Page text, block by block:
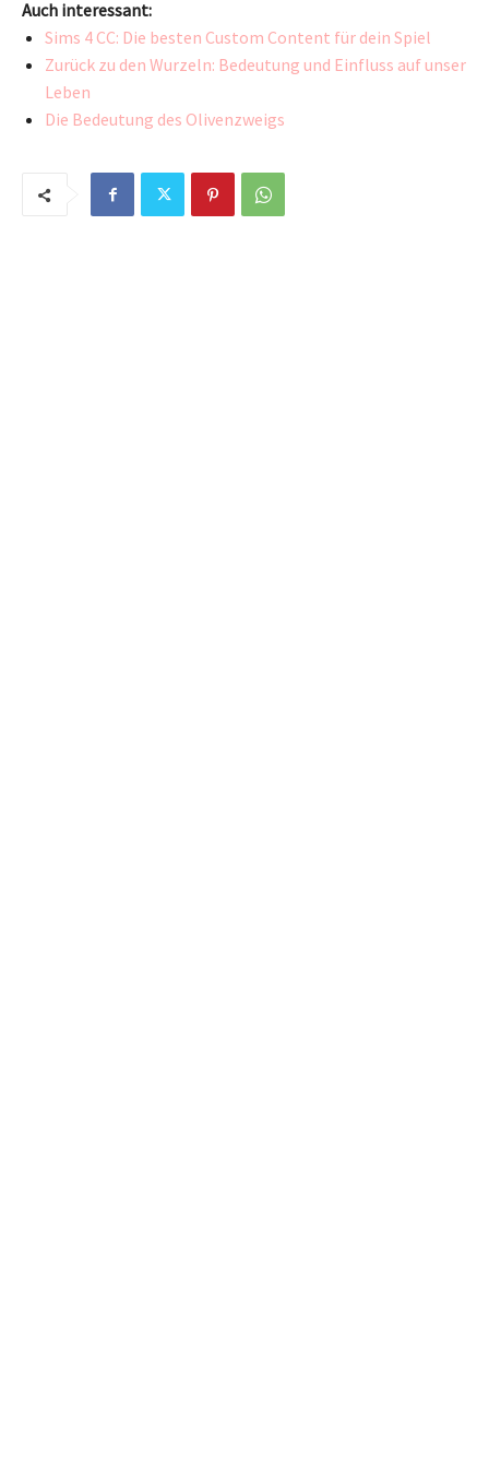
Auch interessant:
Sims 4 CC: Die besten Custom Content für dein Spiel
Zurück zu den Wurzeln: Bedeutung und Einfluss auf unser
Leben
Die Bedeutung des Olivenzweigs